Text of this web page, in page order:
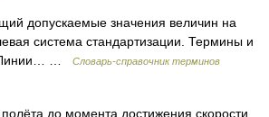
допускаемые значения величин на
система стандартизации. Термины и
Линии… …
Словарь-справочник терминов
до момента достижения скорости,